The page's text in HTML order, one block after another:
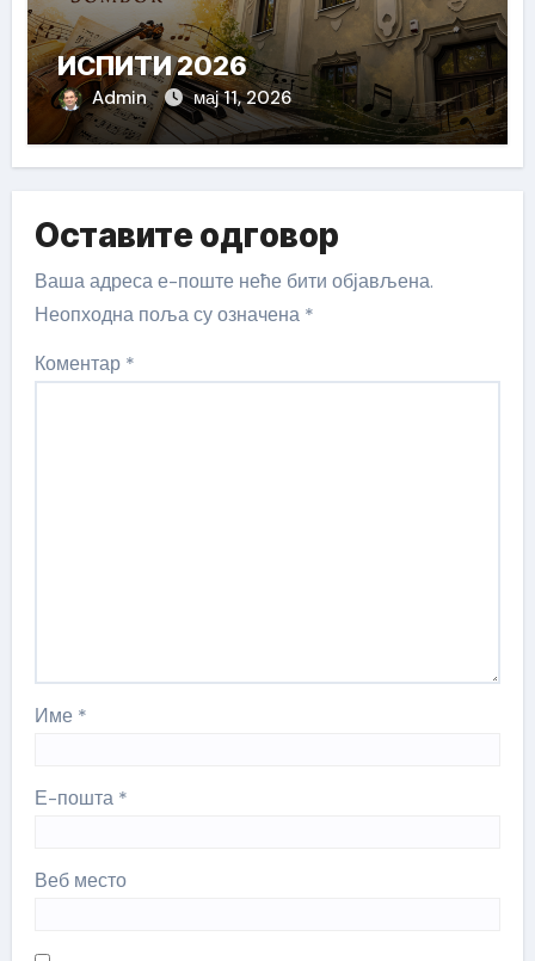
ИСПИТИ 2026
Admin мај 11, 2026
Оставите одговор
Ваша адреса е-поште неће бити објављена.
Неопходна поља су означена *
Коментар *
Име *
Е-пошта *
Веб место